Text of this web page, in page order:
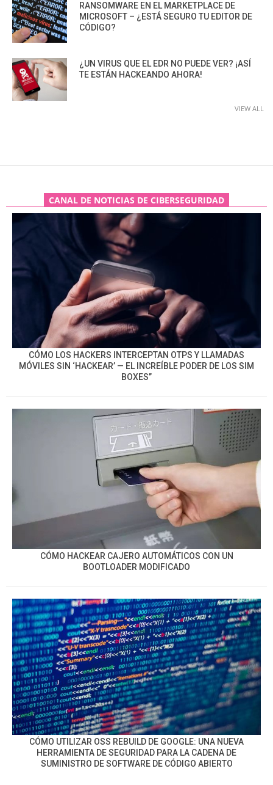
RANSOMWARE EN EL MARKETPLACE DE
MICROSOFT – ¿ESTÁ SEGURO TU EDITOR DE
CÓDIGO?
¿UN VIRUS QUE EL EDR NO PUEDE VER? ¡ASÍ
TE ESTÁN HACKEANDO AHORA!
VIEW ALL
CANAL DE NOTICIAS DE CIBERSEGURIDAD
CÓMO LOS HACKERS INTERCEPTAN OTPS Y LLAMADAS
MÓVILES SIN ‘HACKEAR’ — EL INCREÍBLE PODER DE LOS SIM
BOXES”
CÓMO HACKEAR CAJERO AUTOMÁTICOS CON UN
BOOTLOADER MODIFICADO
CÓMO UTILIZAR OSS REBUILD DE GOOGLE: UNA NUEVA
HERRAMIENTA DE SEGURIDAD PARA LA CADENA DE
SUMINISTRO DE SOFTWARE DE CÓDIGO ABIERTO